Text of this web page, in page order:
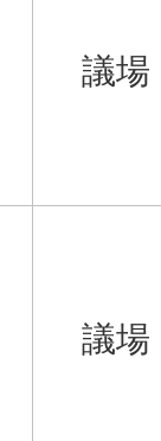
議場
議場